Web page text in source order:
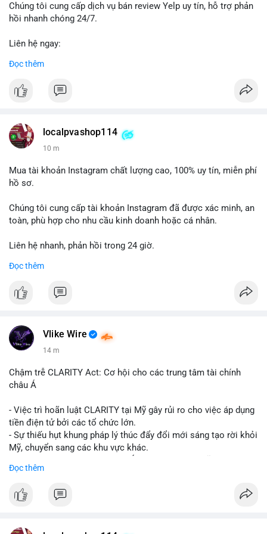
được theo dõi chặt chẽ trong 24-48 giờ tới vì có thể kéo theo
biến động giá cục bộ.
Lời khuyên: Nhà đầu tư nhỏ lẻ nên quan sát phản ứng giá tại
nhận dòng tiền tiếp theo từ địa chỉ nhận để đánh giá xu hướng
Chúng tôi cung cấp dịch vụ bán review Yelp uy tín, hỗ trợ phản
hồi nhanh chóng 24/7.
Liên hệ ngay:
✈️ Telegram: @localpvashop
LocalPvaShop – Đối tác đáng tin cậy giúp thương hiệu của bạn
Đọc thêm
localpvashop114
10 m
Mua tài khoản Instagram chất lượng cao, 100% uy tín, miễn phí
hồ sơ.
Chúng tôi cung cấp tài khoản Instagram đã được xác minh, an
toàn, phù hợp cho nhu cầu kinh doanh hoặc cá nhân.
Liên hệ nhanh, phản hồi trong 24 giờ.
📞 WhatsApp: +1 660 215-8938
Đọc thêm
Vlike Wire
14 m
Chậm trễ CLARITY Act: Cơ hội cho các trung tâm tài chính
châu Á
- Việc trì hoãn luật CLARITY tại Mỹ gây rủi ro cho việc áp dụng
tiền điện tử bởi các tổ chức lớn.
- Sự thiếu hụt khung pháp lý thúc đẩy đổi mới sáng tạo rời khỏi
Mỹ, chuyển sang các khu vực khác.
trường khi Mỹ còn đang lúng túng về luật pháp.
#binancesquare #blockchain
Đọc thêm